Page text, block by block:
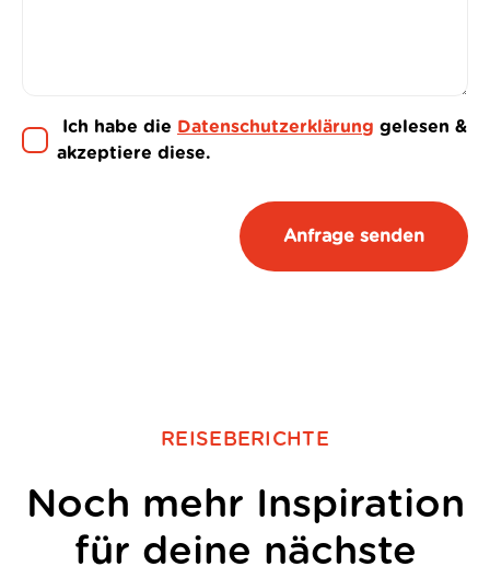
Ich habe die Datenschutzerklärung gelesen &
akzeptiere diese.
REISEBERICHTE
Noch mehr Inspiration
für deine nächste